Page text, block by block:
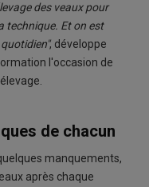
des veaux pour
technique. Et on est
, développe
l'occasion de
de chacun
manquements,
après chaque